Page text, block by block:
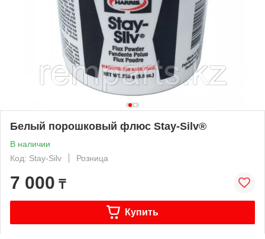
Белый порошковый флюс Stay-Silv®
В наличии
Код: Stay-Silv
Розница
7 000 ₸
Купить